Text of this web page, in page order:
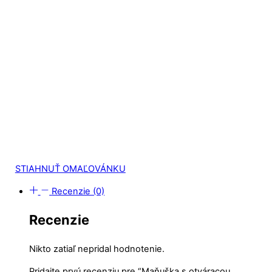
STIAHNUŤ OMAĽOVÁNKU
Recenzie (0)
Recenzie
Nikto zatiaľ nepridal hodnotenie.